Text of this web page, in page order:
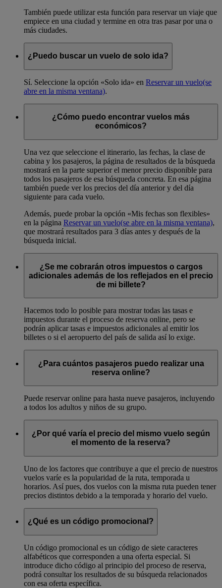
También puede utilizar esta función para reservar un viaje que
empiece en una ciudad y termine en otra tras pasar por una o
más ciudades.
¿Puedo buscar un vuelo de solo ida?
Sí. Seleccione la opción «Solo ida» en Reservar un vuelo(se
abre en la misma ventana).
¿Cómo puedo encontrar vuelos más
económicos?
Una vez que seleccione el itinerario, las fechas, la clase de
cabina y los pasajeros, la página de resultados de la búsqueda
mostrará en la parte superior el menor precio disponible para
todos los pasajeros de esa búsqueda concreta. En esa página
también puede ver los precios del día anterior y del día
siguiente para cada vuelo.
Además, puede probar la opción «Mis fechas son flexibles»
en la página Reservar un vuelo(se abre en la misma ventana),
que mostrará resultados para 3 días antes y después de la
búsqueda inicial.
¿Se me cobrarán otros impuestos o cargos
adicionales además de los reflejados en el precio
de mi billete?
Hacemos todo lo posible para mostrar todas las tasas e
impuestos durante el proceso de reserva online, pero se
podrán aplicar tasas e impuestos adicionales al emitir los
billetes o si el aeropuerto del país de salida así lo exige.
¿Para cuántos pasajeros puedo realizar una
reserva online?
Puede reservar online para hasta nueve pasajeros, incluyendo
a todos los adultos y niños de su grupo.
¿Por qué varía el precio del mismo vuelo según
el momento de la reserva?
Uno de los factores que contribuye a que el precio de nuestros
vuelos varíe es la popularidad de la ruta, temporada u
horarios. Así pues, dos vuelos con la misma ruta pueden tener
precios distintos debido a la temporada y horario del vuelo.
¿Qué es un código promocional?
Un código promocional es un código de siete caracteres
alfabéticos que corresponden a una oferta especial. Si
introduce dicho código al principio del proceso de reserva,
podrá consultar los resultados de su búsqueda relacionados
con esa oferta específica.